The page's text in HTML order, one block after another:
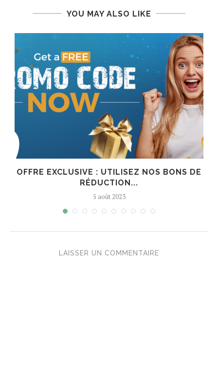
YOU MAY ALSO LIKE
OFFRE EXCLUSIVE : UTILISEZ NOS BONS DE
RÉDUCTION...
5 août 2023
LAISSER UN COMMENTAIRE